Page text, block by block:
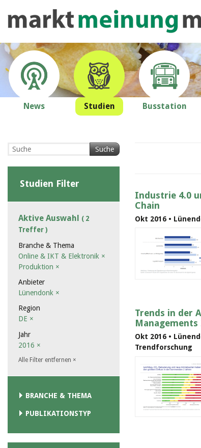
News Studien Busstation
Industrie 4.0
Chain
Okt 2016 •
Trends in der
Managements
Okt 2016 •
Trendforschung
Suche
Studien Filter
Aktive Auswahl ( 2
Treffer )
Branche & Thema
Online & IKT & Elektronik ×
Produktion ×
Anbieter
Lünendonk ×
Region
DE ×
Jahr
2016 ×
Alle Filter entfernen ×
BRANCHE & THEMA
PUBLIKATIONSTYP